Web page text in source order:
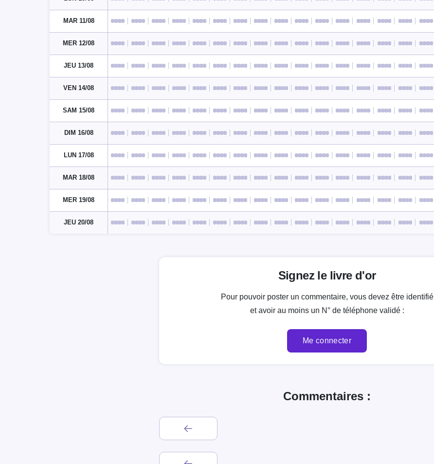
MAR 11/08
MER 12/08
JEU 13/08
VEN 14/08
SAM 15/08
DIM 16/08
LUN 17/08
MAR 18/08
MER 19/08
JEU 20/08
Signez le livre d'or
Pour pouvoir poster un commentaire, vous devez être identifié
et avoir au moins un N° de téléphone validé :
Me connecter
Commentaires :